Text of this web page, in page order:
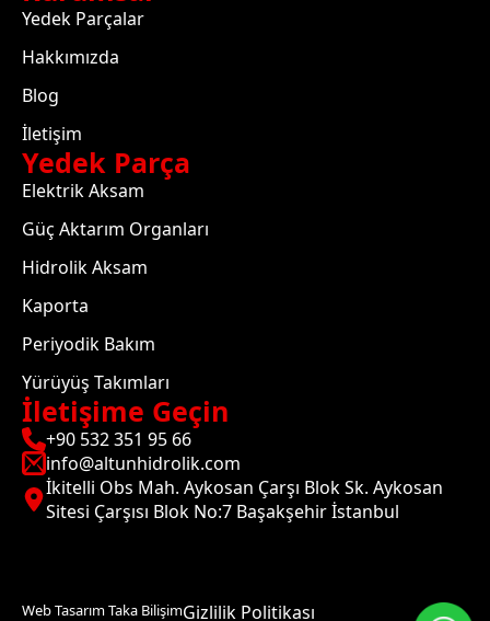
Yedek Parçalar
Hakkımızda
Blog
İletişim
Yedek Parça
Elektrik Aksam
Güç Aktarım Organları
Hidrolik Aksam
Kaporta
Periyodik Bakım
Yürüyüş Takımları
İletişime Geçin
+90 532 351 95 66
info@altunhidrolik.com
İkitelli Obs Mah. Aykosan Çarşı Blok Sk. Aykosan
Sitesi Çarşısı Blok No:7 Başakşehir İstanbul
Web Tasarım Taka BilişimGizlilik Politikası